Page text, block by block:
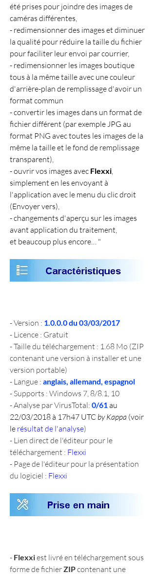
été prises pour joindre des images de
caméras différentes,
- redimensionner des images et diminuer
la qualité pour réduire la taille du fichier
pour faciliter leur envoi par courrier,
- redimensionner les images boutique
tous à la même taille avec une couleur
d'arrière-plan de remplissage d'avoir un
format commun
- convertir les images dans un format de
fichier différent (par exemple JPG au
format PNG avec toutes les images de la
même la taille et le fond de remplissage
transparent),
- ouvrir vos images avec Flexxi
simplement en les envoyant à
l'application avec le menu du clic droit
(Envoyer vers),
- changements d'aperçu sur les images
avant application du traitement,
et beaucoup plus encore… "
- Version : 1.0.0.0 du 03/03/2017
- Licence : Gratuit
- Taille du téléchargement : 1.68 Mo (ZIP
contenant une version à installer et une
version portable)
- Langue : anglais, allemand, espagnol
- Supports : Windows 7, 8/8.1, 10
- Analyse par VirusTotal: 0/61 au
22/03/2018 à 17h47 UTC by Kappa (voir
le résultat de l'analyse)
- Lien direct de l'éditeur pour le
téléchargement : Flexxi
- Page de l'éditeur pour la présentation
du logiciel : Flexxi
- Flexxi est livré en téléchargement sous
forme de fichier ZIP contenant une